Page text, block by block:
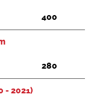
400
280
- 2021)